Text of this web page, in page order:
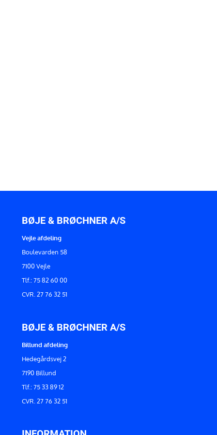
BØJE & BRØCHNER A/S
Vejle afdeling
Boulevarden 58
7100 Vejle
Tlf.: 75 82 60 00
CVR. 27 76 32 51
BØJE & BRØCHNER A/S
Billund afdeling
Hedegårdsvej 2
7190 Billund
Tlf.: 75 33 89 12
CVR. 27 76 32 51